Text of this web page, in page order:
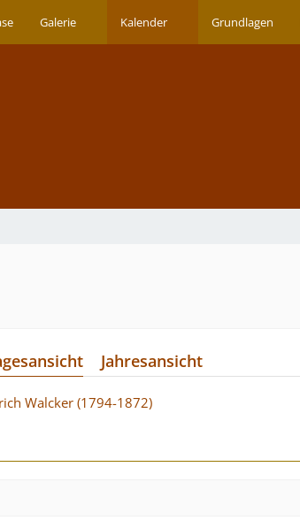
Galerie Kalender Grundlagen
Jahresansicht
Walcker (1794-1872)